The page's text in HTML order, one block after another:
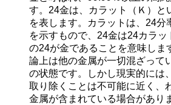
す。24金は、カラット（Ｋ）と
を表します。カラットは、24分
を示すもので、24金は24カラッ
の24が金であることを意味しま
論上は他の金属が一切混ざって
の状態です。しかし現実的には
取り除くことは不可能に近く、
金属が含まれている場合があり